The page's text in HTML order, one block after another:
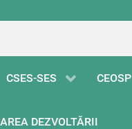
CSES-SES CEOSP
DEZVOLTĂRII